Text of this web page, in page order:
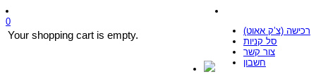
רכישה (צ’ק אאוט)
סל קניות
צור קשר
חשבון
0
Your shopping cart is empty.